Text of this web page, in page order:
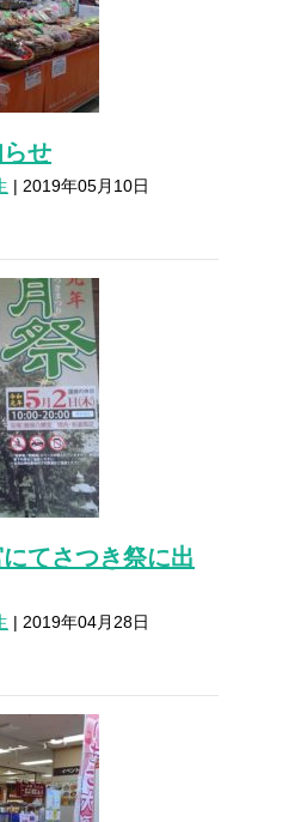
せ
| 2019年05月10日
てさつき祭に出
| 2019年04月28日